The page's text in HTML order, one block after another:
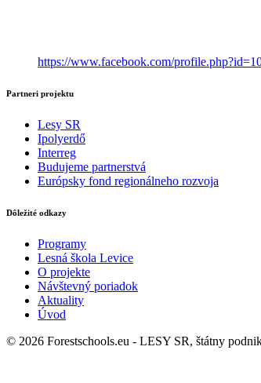
https://www.facebook.com/
Partneri projektu
Lesy SR
Ipolyerdő
Interreg
Budujeme partnerstvá
Európsky fond regionálneho rozvoja
Dôležité odkazy
Programy
Lesná škola Levice
O projekte
Návštevný poriadok
Aktuality
Úvod
© 2026 Forestschools.eu - LESY SR, štátny